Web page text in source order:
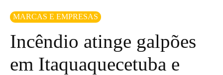
MARCAS E EMPRESAS
Incêndio atinge galpões
em Itaquaquecetuba e